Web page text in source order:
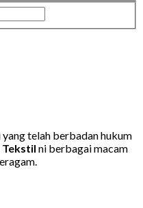
telah berbadan hukum
Tekstil ni berbagai macam